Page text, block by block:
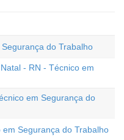
do Trabalho
- RN - Técnico em
em Segurança do
em Segurança do Trabalho